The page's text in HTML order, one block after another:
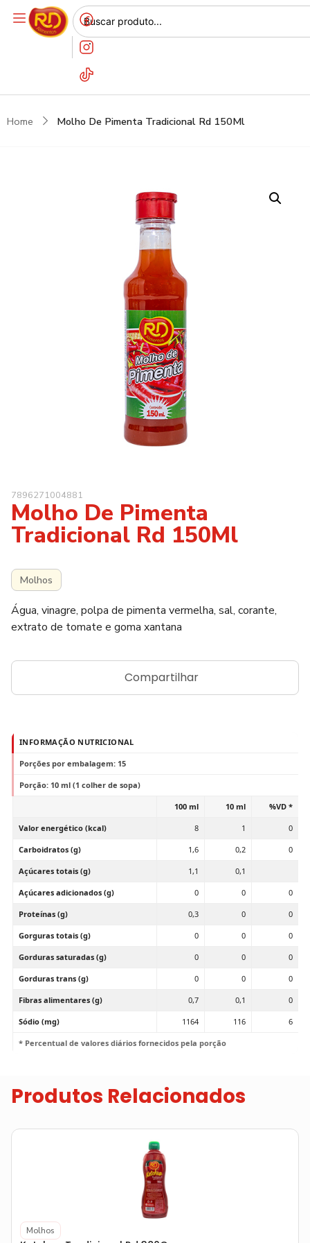
Home Molho De Pimenta Tradicional Rd 150Ml
7896271004881
Molho De Pimenta
Tradicional Rd 150Ml
Molhos
Água, vinagre, polpa de pimenta vermelha, sal, corante,
extrato de tomate e goma xantana
Compartilhar
INFORMAÇÃO NUTRICIONAL
Porções por embalagem: 15
Porção: 10 ml (1 colher de sopa)
100 ml 10 ml %VD *
Valor energético (kcal) 8 1 0
Carboidratos (g) 1,6 0,2 0
Açúcares totais (g) 1,1 0,1
Açúcares adicionados (g) 0 0 0
Proteínas (g) 0,3 0 0
Gorguras totais (g) 0 0 0
Gorduras saturadas (g) 0 0 0
Gorduras trans (g) 0 0 0
Fibras alimentares (g) 0,7 0,1 0
Sódio (mg) 1164 116 6
* Percentual de valores diários fornecidos pela porção
Produtos Relacionados
Molhos